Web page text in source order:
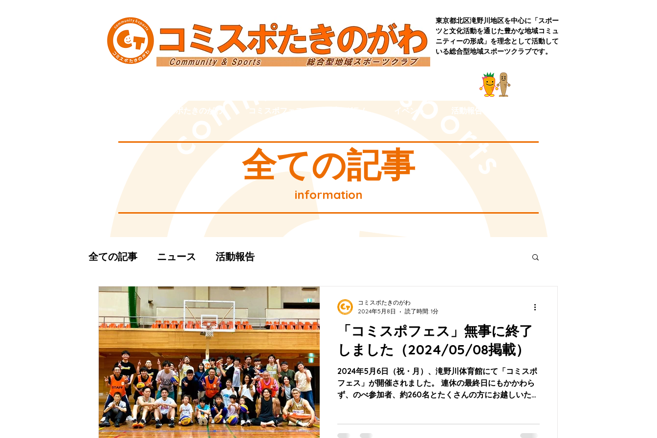
東京都北区滝野川地区を中心に「スポー
ツと文化活動を通じた豊かな地域コミュ
ニティーの形成」を理念として活動して
いる総合型地域スポーツクラブです。
コミスポたきのがわ コミスポフェス プログラム イベント 活動報告
​全ての記事
information
全ての記事 ニュース 活動報告
「コミスポフェス」無事に終了
しました（2024/05/08掲載）
2024年5月6日（祝・月）、滝野川体育館にて「コミスポ
フェス」が開催されました。 連休の最終日にもかかわら
ず、のべ参加者、約260名とたくさんの方にお越しいただ
コミスポたきのがわ
2024年5月8日
読了時間: 1分